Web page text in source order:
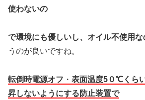
使わないの
で環境にも優しいし、オイル不使用
うのが良いですね。
転倒時電源オフ ・ 表面温度5０℃くら
昇しないようにする 防止装置で